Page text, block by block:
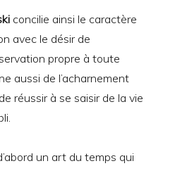
concilie ainsi le caractère
avec le désir de
propre à toute
aussi de l’acharnement
réussir à se saisir de la vie
un art du temps qui